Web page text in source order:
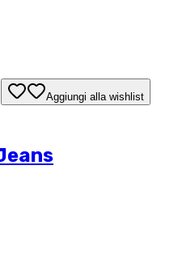
Aggiungi alla wishlist